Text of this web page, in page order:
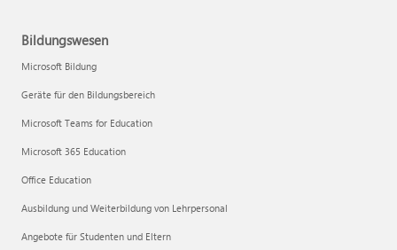
Bildungswesen
Microsoft Bildung
Geräte für den Bildungsbereich
Microsoft Teams for Education
Microsoft 365 Education
Office Education
Ausbildung und Weiterbildung von Lehrpersonal
Angebote für Studenten und Eltern